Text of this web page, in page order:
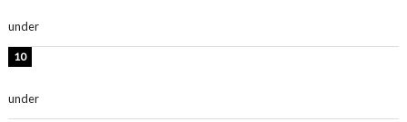
under
under